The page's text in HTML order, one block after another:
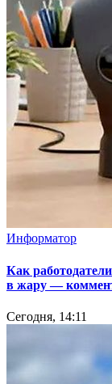
Информатор
Как
в жару —
Сегодня, 14:11